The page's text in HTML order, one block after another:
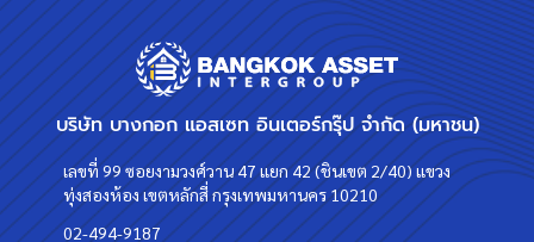
บริษัท บางกอก แอสเซท อินเตอร์กรุ๊ป จำกัด (มหาชน)
เลขที่ 99 ซอยงามวงศ์วาน 47 แยก 42 (ชินเขต 2/40) แขวง
ทุ่งสองห้อง เขตหลักสี่ กรุงเทพมหานคร 10210
02-494-9187